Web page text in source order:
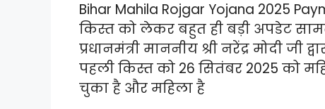
Bihar Mahila Rojgar Yojana 2025
किस्त को लेकर बहुत ही बड़ी अपडेट
प्रधानमंत्री माननीय श्री नरेंद्र मोदी जी
पहली किस्त को 26 सितंबर 2025 को
चुका है और महिला है